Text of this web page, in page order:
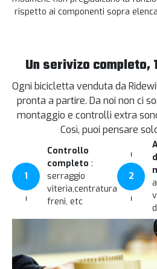
rispetto ai componenti sopra
Un serivizo completo,
Ogni bicicletta venduta da
pronta a partire. Da noi non ci
montaggio e controlli extra
Così, puoi pensare
1
Controllo
completo :
serraggio
viteria,centratura
freni, etc
2